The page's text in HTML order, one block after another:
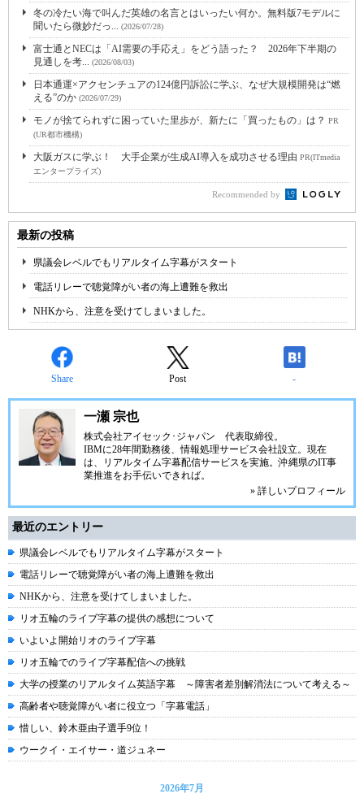
冬の冷たい海で叫んだ英雄の名言とはいったい何か。無料版7モデルに
聞いたら微妙だっ... (2026/07/28)
富士通とNECは「AI需要の手応え」をどう語った？ 2026年下半期の
見通しを考... (2026/08/03)
日本通運×アクセンチュアの124億円訴訟に学ぶ、なぜ大規模開発は“燃
える”のか (2026/07/29)
モノが捨てられずに困っていた里歩が、新たに「買ったもの」は？ PR
(UR都市機構)
大阪ガスに学ぶ！ 大手企業が生成AI導入を成功させる理由 PR(ITmedia
エンタープライズ)
Recommended by
最新の投稿
県議会レベルでもリアルタイム字幕がスタート
電話リレーで聴覚障がい者の海上遭難を救出
NHKから、注意を受けてしまいました。
Share Post -
一瀬 宗也
株式会社アイセック･ジャパン 代表取締役。
IBMに28年間勤務後、情報処理サービス会社設立。現在
は、リアルタイム字幕配信サービスを実施。沖縄県のIT事
業推進をお手伝いできれば。
» 詳しいプロフィール
最近のエントリー
県議会レベルでもリアルタイム字幕がスタート
電話リレーで聴覚障がい者の海上遭難を救出
NHKから、注意を受けてしまいました。
リオ五輪のライブ字幕の提供の感想について
いよいよ開始リオのライブ字幕
リオ五輪でのライブ字幕配信への挑戦
大学の授業のリアルタイム英語字幕 ～障害者差別解消法について考える～
高齢者や聴覚障がい者に役立つ「字幕電話」
惜しい、鈴木亜由子選手9位！
ウークイ・エイサー・道ジュネー
2026年7月